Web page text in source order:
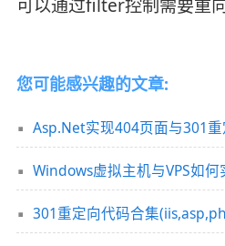
可以通过filter控制需要重
您可能感兴趣的文章:
Asp.Net实现404页面与301
Windows虚拟主机与VPS如
301重定向代码合集